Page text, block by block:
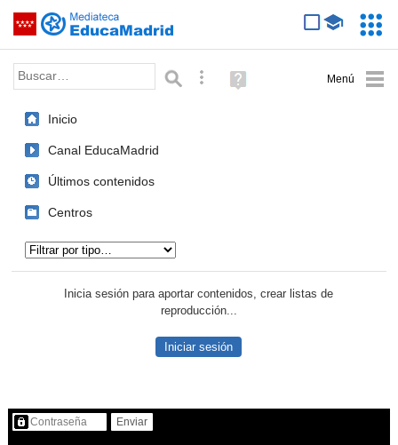
Saltar navegación
Palabra o frase: Búsqueda avanzada
Ayuda
(en
Inicio
Canal EducaMadrid
Últimos contenidos
Centros
Inicia sesión para aportar contenidos, crear listas de
reproducción...
Iniciar sesión
Contenido protegido…